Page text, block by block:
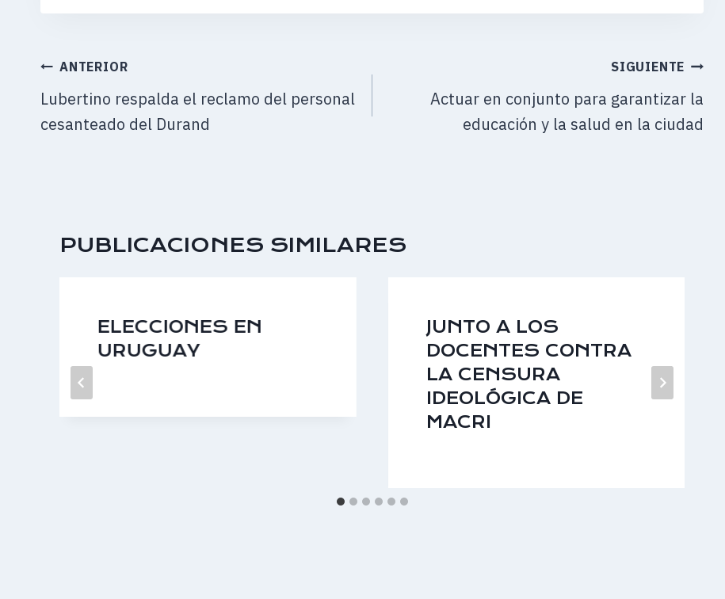
NAVEGACIÓN
DE
ENTRADAS
ANTERIOR
Lubertino respalda el reclamo del personal
cesanteado del Durand
SIGUIENTE
Actuar en conjunto para garantizar la
educación y la salud en la ciudad
PUBLICACIONES SIMILARES
ELECCIONES EN
URUGUAY
JUNTO A LOS
DOCENTES CONTRA
LA CENSURA
IDEOLÓGICA DE
MACRI